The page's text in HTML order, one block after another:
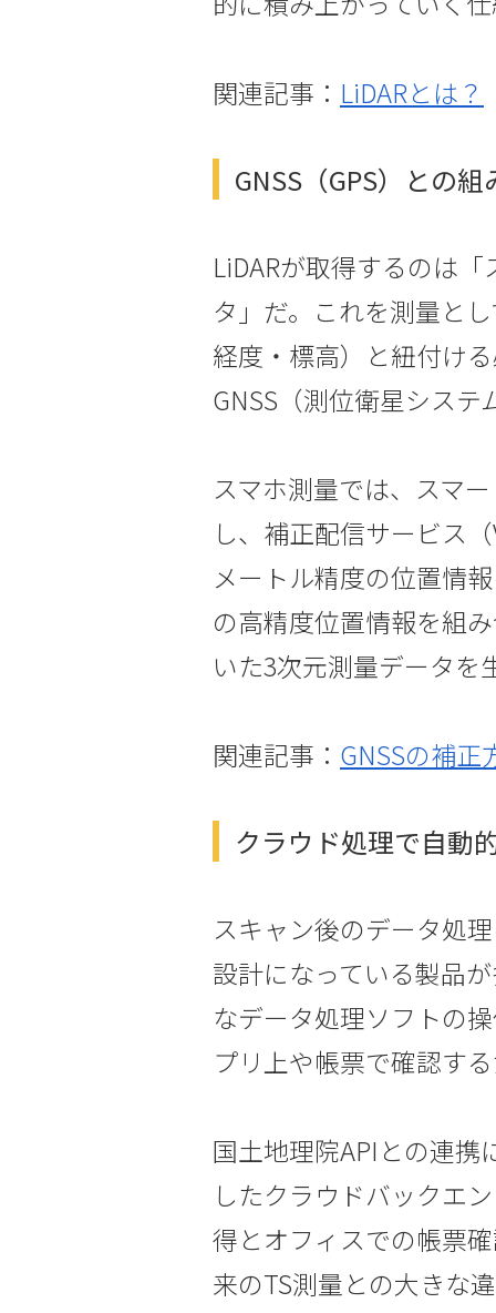
関連記事： LiDARとは？
GNSS（GPS）との
LiDARが取得するのは
タ」だ。これを測量と
経度・標高）と紐付け
GNSS（測位衛星システ
スマホ測量では、スマ
し、補正配信サービス
メートル精度の位置情
の高精度位置情報を組
いた3次元測量データを
関連記事： GNSSの補正
クラウド処理で自動
スキャン後のデータ処
設計になっている製品
なデータ処理ソフトの
プリ上や帳票で確認す
国土地理院APIとの連携
したクラウドバックエ
得とオフィスでの帳票
来のTS測量との大きな